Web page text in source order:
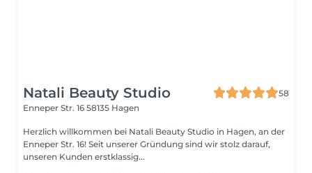
Natali Beauty Studio
58
Enneper Str. 16 58135 Hagen
Herzlich willkommen bei Natali Beauty Studio in Hagen, an der
Enneper Str. 16! Seit unserer Gründung sind wir stolz darauf,
unseren Kunden erstklassig...